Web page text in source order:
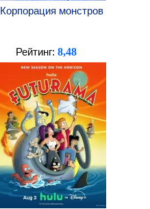
Корпорация монстров
Рейтинг: 8,48